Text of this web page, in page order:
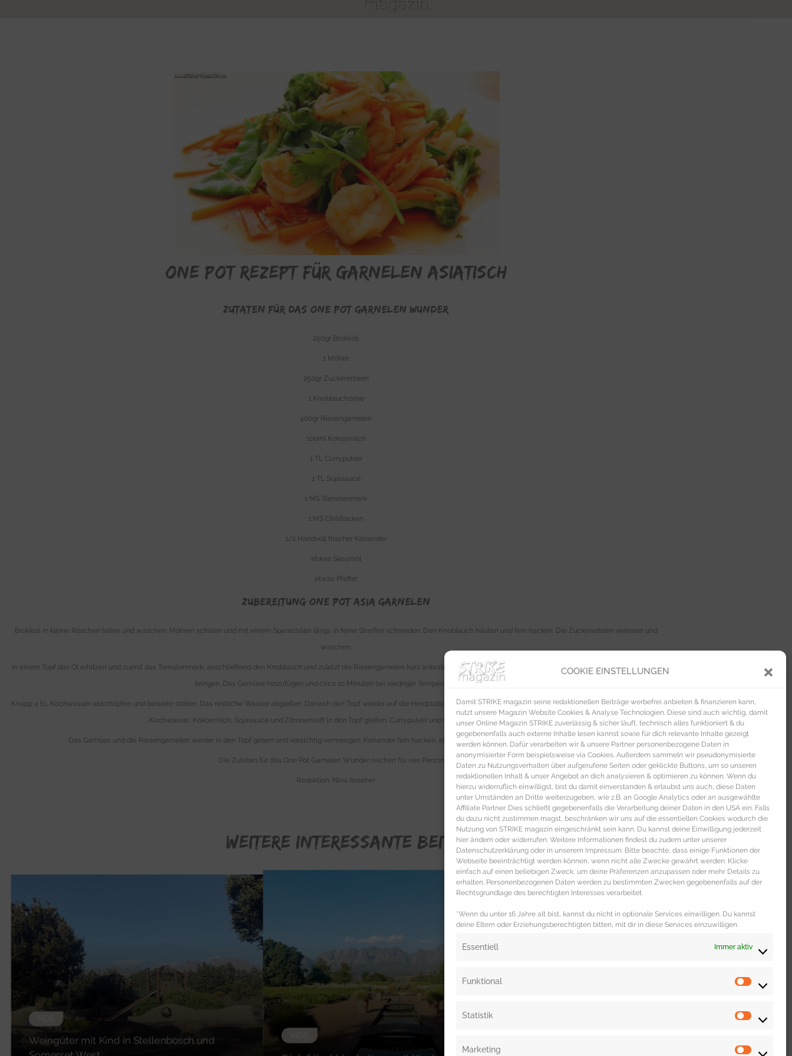
COOKIE EINSTELLUNGEN
Damit STRIKE magazin seine redaktionellen Beiträge werbefrei anbieten & finanzieren kann,
nutzt unsere Magazin Website Cookies & Analyse Technologien. Diese sind auch wichtig, damit
unser Online Magazin STRIKE zuverlässig & sicher läuft, technisch alles funktioniert & du
gegebenenfalls auch externe Inhalte lesen kannst sowie für dich relevante Inhalte gezeigt
werden können. Dafür verarbeiten wir & unsere Partner personenbezogene Daten in
anonymisierter Form beispielsweise via Cookies. Außerdem sammeln wir pseudonymisierte
Daten zu Nutzungsverhalten über aufgerufene Seiten oder geklickte Buttons, um so unseren
redaktionellen Inhalt & unser Angebot an dich analysieren & optimieren zu können. Wenn du
hierzu widerruflich einwilligst, bist du damit einverstanden & erlaubst uns auch, diese Daten
unter Umständen an Dritte weiterzugeben, wie z.B. an Google Analytics oder an ausgewählte
Affiliate Partner. Dies schließt gegebenenfalls die Verarbeitung deiner Daten in den USA ein. Falls
du dazu nicht zustimmen magst, beschränken wir uns auf die essentiellen Cookies wodurch die
Nutzung von STRIKE magazin eingeschränkt sein kann. Du kannst deine Einwilligung jederzeit
hier ändern oder widerrufen. Weitere Informationen findest du zudem unter unserer
Datenschutzerklärung oder in unserem Impressum. Bitte beachte, dass einige Funktionen der
Webseite beeinträchtigt werden können, wenn nicht alle Zwecke gewährt werden. Klicke
einfach auf einen beliebigen Zweck, um deine Präferenzen anzupassen oder mehr Details zu
erhalten. Personenbezogenen Daten werden zu bestimmten Zwecken gegebenenfalls auf der
Rechtsgrundlage des berechtigten Interesses verarbeitet.
*Wenn du unter 16 Jahre alt bist, kannst du nicht in optionale Services einwilligen. Du kannst
deine Eltern oder Erziehungsberechtigten bitten, mit dir in diese Services einzuwilligen.
Essentiell Immer aktiv
Funktional
Statistik
Marketing
One Pot Rezept für Garnelen asiatisch
ZUTATEN FÜR DAS ONE POT GARNELEN WUNDER
250gr Brokkoli
1 Möhre
250gr Zuckererbsen
1 Knoblauchzehe
400gr Riesengarnelen
100ml Kokosmilch
1 TL Currypulver
1 TL Sojasauce
1 MS Tomatenmark
1 MS Chiliflocken
1/2 Handvoll frischer Koriander
etwas Sesamöl
etwas Pfeffer
ZUBEREITUNG ONE POT Asia GARNELEN
Brokkoli in kleine Röschen teilen und waschen. Möhren schälen und mit einem Sparschäler längs in feine Streifen schneiden. Den Knoblauch häuten und fein hacken. Die Zuckererbsen verlesen und
waschen.
In einem Topf das Öl erhitzen und zuerst das Tomatenmark, anschließend den Knoblauch und zuletzt die Riesengarnelen kurz anbraten. Mit reichlich Wasser aufgießen, etwas salzen und zum Kochen
bringen. Das Gemüse hinzufügen und circa 10 Minuten bei niedriger Temperatur garen.
Knapp 4 EL Kochwasser abschöpfen und beiseite stellen. Das restliche Wasser abgießen. Danach den Topf wieder auf die Herdplatte stellen, die Temperatur wieder erhöhen und das beiseite gestellte
Kochwasser, Kokosmilch, Sojasauce und Zitronensaft in den Topf gießen. Currypulver und Chiliflocken unterrühren.
Das Gemüse und die Riesengarnelen wieder in den Topf geben und vorsichtig vermengen. Koriander fein hacken, ebenfalls in den Topf geben und leicht unterheben.
Die Zutaten für das One Pot Garnelen Wunder reichen für vier Personen.
Redaktion: Nina Ilnseher
WEITERE INTERESSANTE BEITRÄGE FÜR DICH
Weingüter mit Kind in Stellenbosch und